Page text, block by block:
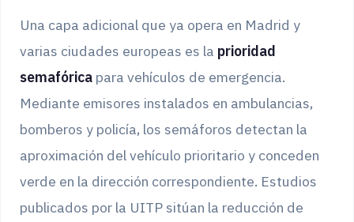
Una capa adicional que ya opera en Madrid y
varias ciudades europeas es la prioridad
semafórica para vehículos de emergencia.
Mediante emisores instalados en ambulancias,
bomberos y policía, los semáforos detectan la
aproximación del vehículo prioritario y conceden
verde en la dirección correspondiente. Estudios
publicados por la UITP sitúan la reducción de